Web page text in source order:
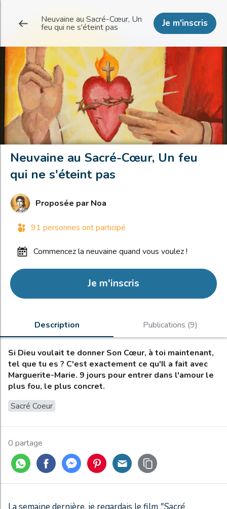
Neuvaine au Sacré-Cœur, Un
feu qui ne s'éteint pas Je m'inscris
Neuvaine au Sacré-Cœur, Un feu
qui ne s'éteint pas
Proposée par Noa
91 personnes ont participé
commencez la neuvaine quand vous voulez !
Je m'inscris
Description Publications (9)
Si Dieu voulait te donner Son Cœur, à toi maintenant,
tel que tu es ? C'est exactement ce qu'Il a fait avec
Marguerite-Marie. 9 jours pour entrer dans l'amour le
plus fou, le plus concret.
Sacré Coeur
0 partage